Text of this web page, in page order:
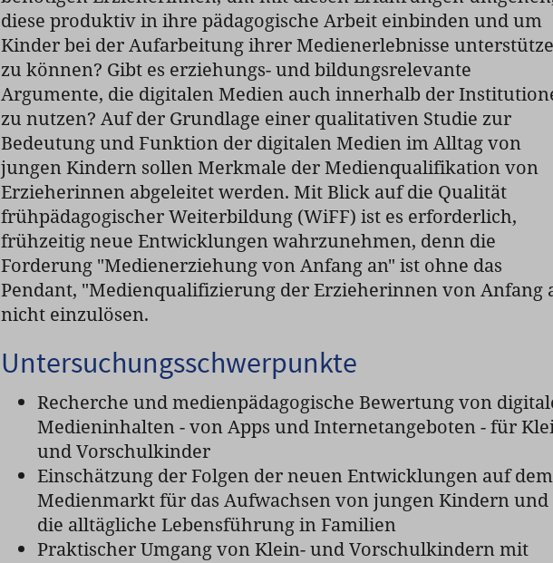
diese produktiv in ihre pädagogische Arbeit einbinden und um
Kinder bei der Aufarbeitung ihrer Medienerlebnisse
zu können? Gibt es erziehungs- und bildungsrelevante
Argumente, die digitalen Medien auch innerhalb der
zu nutzen? Auf der Grundlage einer qualitativen Studie zur
Bedeutung und Funktion der digitalen Medien im Alltag von
jungen Kindern sollen Merkmale der Medienqualifikation von
Erzieherinnen abgeleitet werden. Mit Blick auf die Qualität
frühpädagogischer Weiterbildung (WiFF) ist es erforderlich,
frühzeitig neue Entwicklungen wahrzunehmen, denn die
Forderung "Medienerziehung von Anfang an" ist ohne das
Pendant, "Medienqualifizierung der Erzieherinnen von Anfang
nicht einzulösen.
Untersuchungsschwerpunkte
Recherche und medienpädagogische Bewertung von
Medieninhalten - von Apps und Internetangeboten - für
und Vorschulkinder
Einschätzung der Folgen der neuen Entwicklungen auf dem
Medienmarkt für das Aufwachsen von jungen Kindern und
die alltägliche Lebensführung in Familien
Praktischer Umgang von Klein- und Vorschulkindern mit